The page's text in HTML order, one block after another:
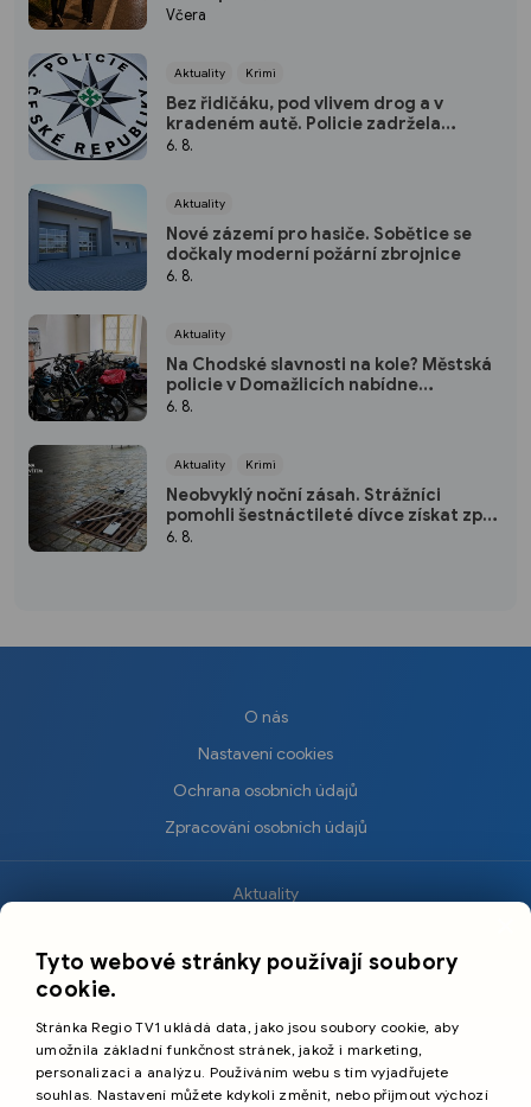
mladíky mířící do Bohatic
Včera
Aktuality Krimi
Bez řidičáku, pod vlivem drog a v
kradeném autě. Policie zadržela
třicetiletého muže
6. 8.
Aktuality
Nové zázemí pro hasiče. Sobětice se
dočkaly moderní požární zbrojnice
6. 8.
Aktuality
Na Chodské slavnosti na kole? Městská
policie v Domažlicích nabídne
bezplatnou úschovnu
6. 8.
Aktuality Krimi
Neobvyklý noční zásah. Strážníci
pomohli šestnáctileté dívce získat zpět
mobil
6. 8.
O nás
Nastavení cookies
Ochrana osobních údajů
Zpracování osobních údajů
Aktuality
Sport
Cestování
Tyto webové stránky používají soubory
cookie.
Stránka Regio TV1 ukládá data, jako jsou soubory cookie, aby
umožnila základní funkčnost stránek, jakož i marketing,
personalizaci a analýzu. Používáním webu s tím vyjadřujete
souhlas. Nastavení můžete kdykoli změnit, nebo přijmout výchozí